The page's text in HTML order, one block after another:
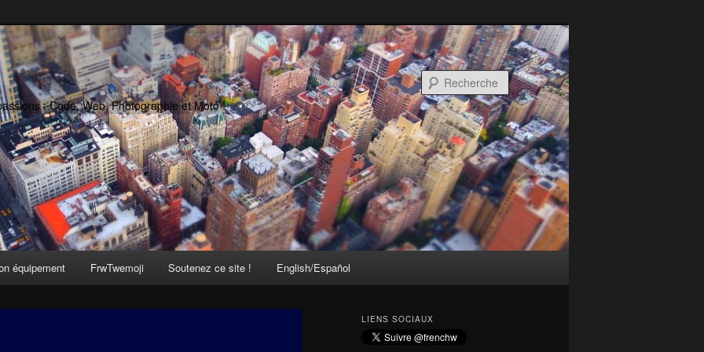
: Code, Web, Photographie et Moto !
Recherche
équipement FrwTwemoji Soutenez ce site ! English/Español
LIENS SOCIAUX